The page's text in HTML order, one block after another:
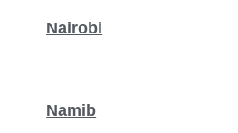
Nairobi
Namib